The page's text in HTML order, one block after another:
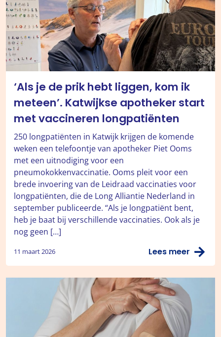
‘Als je de prik hebt liggen, kom ik
meteen’. Katwijkse apotheker start
met vaccineren longpatiënten
250 longpatiënten in Katwijk krijgen de komende
weken een telefoontje van apotheker Piet Ooms
met een uitnodiging voor een
pneumokokkenvaccinatie. Ooms pleit voor een
brede invoering van de Leidraad vaccinaties voor
longpatiënten, die de Long Alliantie Nederland in
september publiceerde. “Als je longpatiënt bent,
heb je baat bij verschillende vaccinaties. Ook als je
nog geen […]
11 maart 2026 Lees meer